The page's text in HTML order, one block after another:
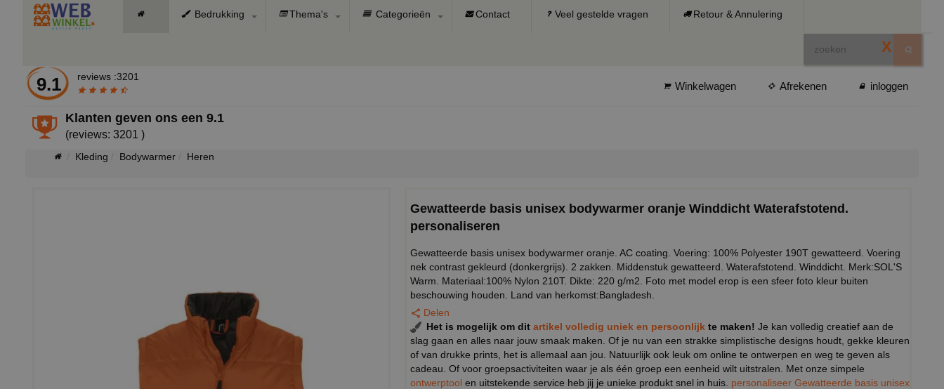
Bedrukking Thema's Categorieën Contact Veel gestelde vragen Retour & Annulering
X
9.1 reviews :3201
Winkelwagen Afrekenen inloggen
Klanten geven ons een9.1
(reviews: 3201 )
Kleding Bodywarmer Heren
Gewatteerde basis unisex bodywarmer oranje Winddicht Waterafstotend.
personaliseren
Gewatteerde basis unisex bodywarmer oranje. AC coating. Voering: 100% Polyester 190T gewatteerd. Voering
nek contrast gekleurd (donkergrijs). 2 zakken. Middenstuk gewatteerd. Waterafstotend. Winddicht. Merk:SOL'S
Warm. Materiaal:100% Nylon 210T. Dikte: 220 g/m2. Foto met model erop is een sfeer foto kleur buiten
beschouwing houden. Land van herkomst:Bangladesh.
Delen
Het is mogelijk om dit artikel volledig uniek en persoonlijk te maken! Je kan volledig creatief aan de
slag gaan en alles naar jouw smaak maken. Of je nu van een strakke simplistische designs houdt, gekke kleuren
of van drukke prints, het is allemaal aan jou. Natuurlijk ook leuk om online te ontwerpen en weg te geven als
cadeau. Of voor groepsactiviteiten waar je als één groep een eenheid wilt uitstralen. Met onze simpele
ontwerptool en uitstekende service heb jij je unieke produkt snel in huis. personaliseer Gewatteerde basis unisex